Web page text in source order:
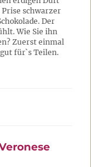
schwarzer
Der
Wie Sie ihn
Zuerst einmal
für`s Teilen.